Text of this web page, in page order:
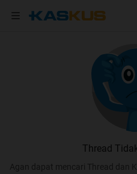
Thread
Agan dapat mencari Thread dan